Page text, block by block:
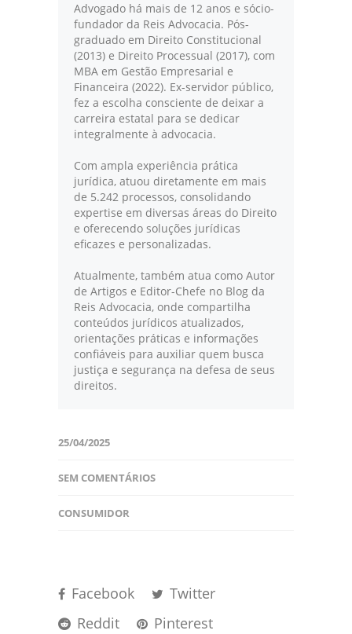
Advogado há mais de 12 anos e sócio-
fundador da Reis Advocacia. Pós-
graduado em Direito Constitucional
(2013) e Direito Processual (2017), com
MBA em Gestão Empresarial e
Financeira (2022). Ex-servidor público,
fez a escolha consciente de deixar a
carreira estatal para se dedicar
integralmente à advocacia.
Com ampla experiência prática
jurídica, atuou diretamente em mais
de 5.242 processos, consolidando
expertise em diversas áreas do Direito
e oferecendo soluções jurídicas
eficazes e personalizadas.
Atualmente, também atua como Autor
de Artigos e Editor-Chefe no Blog da
Reis Advocacia, onde compartilha
conteúdos jurídicos atualizados,
orientações práticas e informações
confiáveis para auxiliar quem busca
justiça e segurança na defesa de seus
direitos.
25/04/2025
SEM COMENTÁRIOS
CONSUMIDOR
Facebook
Twitter
Reddit
Pinterest